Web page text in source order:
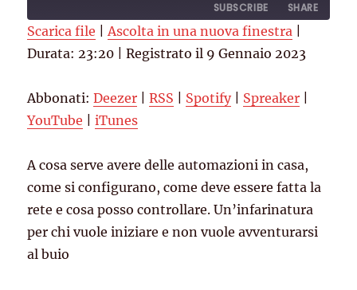
SUBSCRIBE SHARE
Deezer RSS
YouTube iTunes
RSS FEED
SHARE
EMBED
Scarica file |Ascolta in una nuova finestra
Durata: 23:20 |Registrato il 9 Gennaio 2023
Abbonati:Deezer |RSS Spotify| Spreaker
YouTube |iTunes
A cosa serve avere delle automazioni in casa,
come si configurano, come deve essere fatta la
rete e cosa posso controllare. Un’infarinatura
per chi vuole iniziare e non vuole avventurarsi
al buio